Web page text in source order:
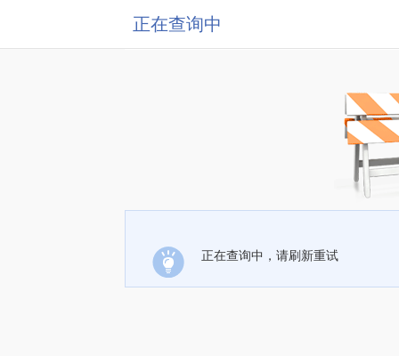
正在查询中
正在查询中，请刷新重试